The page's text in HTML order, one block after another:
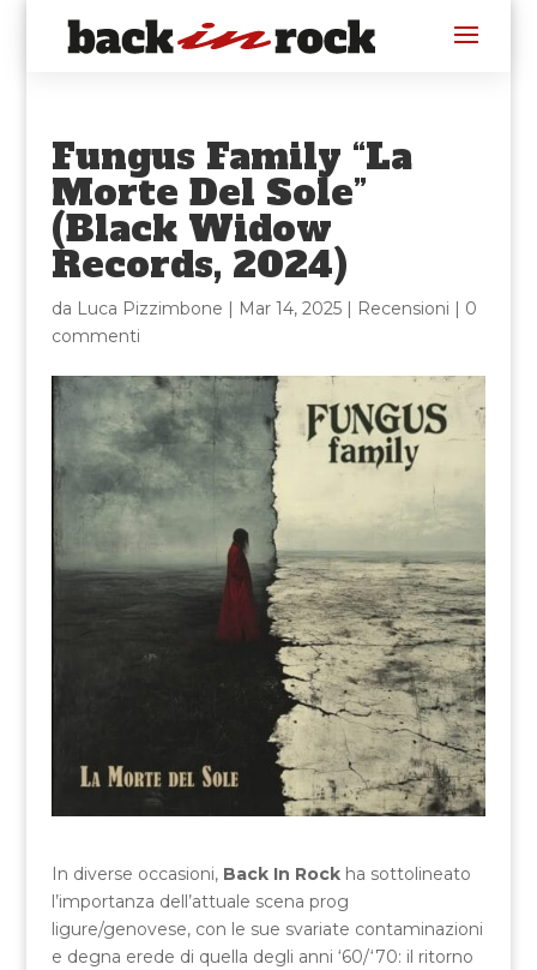
Fungus Family “La
Morte Del Sole”
(Black Widow
Records, 2024)
da Luca Pizzimbone | Mar 14, 2025| Recensioni | 0
commenti
In diverse occasioni, Back In Rockha sottolineato
l’importanza dell’attuale scena prog
ligure/genovese, con le sue svariate contaminazioni
e degna erede di quella degli anni ‘60/‘70: il ritorno